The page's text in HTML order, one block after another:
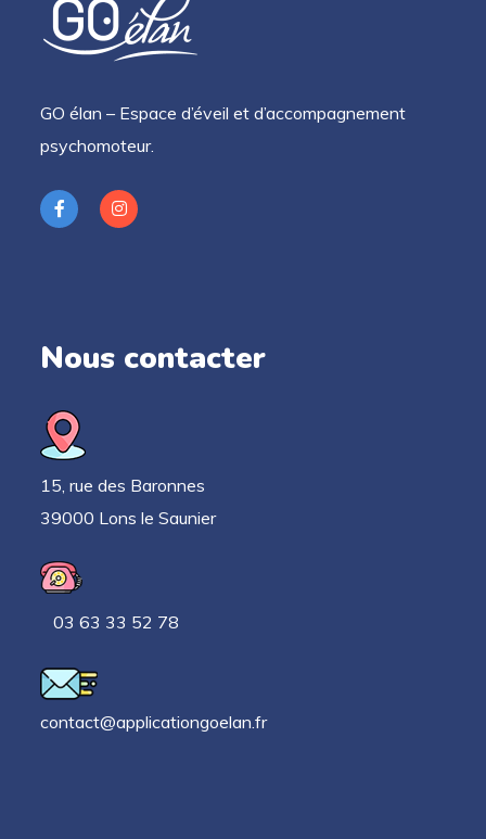
GO élan – Espace d’éveil et d’accompagnement
psychomoteur.
Nous contacter
15, rue des Baronnes
39000 Lons le Saunier
03 63 33 52 78
contact@applicationgoelan.fr